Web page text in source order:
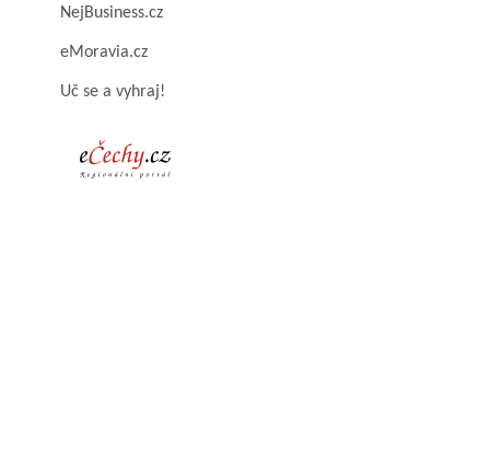
NejBusiness.cz
eMoravia.cz
Uč se a vyhraj!